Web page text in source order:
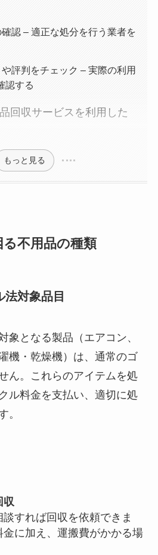
認 – 適正な処分を行う業者を
評判をチェック – 実際の利用
認する
回収サービスを利用した
もっと見る
不用品の種類
法対象品目
象となる製品（エアコン、
機・乾燥機）は、通常のゴ
ん。これらのアイテムを処
ル料金を支払い、適切に処
。
収
すれば回収を依頼できま
に加え、運搬費がかかる場